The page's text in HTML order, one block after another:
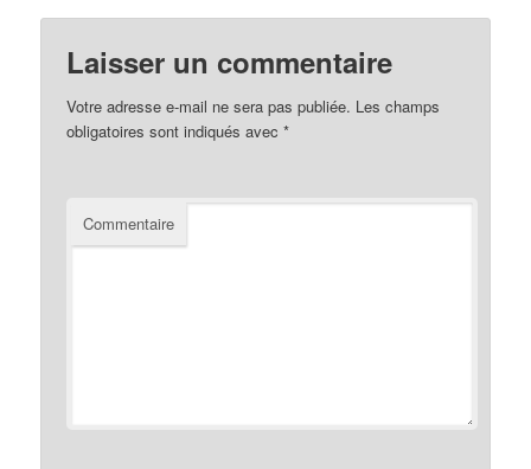
Laisser un commentaire
Votre adresse e-mail ne sera pas publiée. Les champs
obligatoires sont indiqués avec*
Commentaire